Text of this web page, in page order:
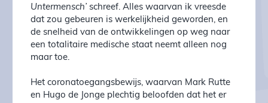
Untermensch’ schreef. Alles waarvan ik vreesde
dat zou gebeuren is werkelijkheid geworden, en
de snelheid van de ontwikkelingen op weg naar
een totalitaire medische staat neemt alleen nog
maar toe.
Het coronatoegangsbewijs, waarvan Mark Rutte
en Hugo de Jonge plechtig beloofden dat het er